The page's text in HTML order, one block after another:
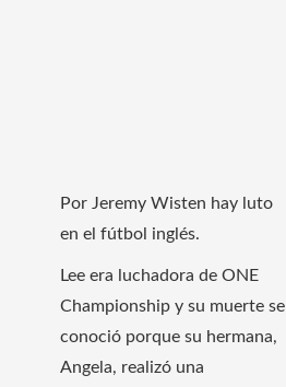
Por Jeremy Wisten hay luto
en el fútbol inglés.
Lee era luchadora de ONE
Championship y su muerte se
conoció porque su hermana,
Angela, realizó una